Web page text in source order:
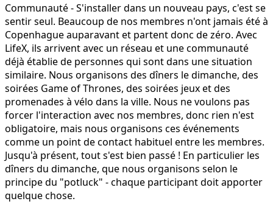
Communauté - S'installer dans un nouveau pays, c'est se
sentir seul. Beaucoup de nos membres n'ont jamais été à
Copenhague auparavant et partent donc de zéro. Avec
LifeX, ils arrivent avec un réseau et une communauté
déjà établie de personnes qui sont dans une situation
similaire. Nous organisons des dîners le dimanche, des
soirées Game of Thrones, des soirées jeux et des
promenades à vélo dans la ville. Nous ne voulons pas
forcer l'interaction avec nos membres, donc rien n'est
obligatoire, mais nous organisons ces événements
comme un point de contact habituel entre les membres.
Jusqu'à présent, tout s'est bien passé ! En particulier les
dîners du dimanche, que nous organisons selon le
principe du "potluck" - chaque participant doit apporter
quelque chose.